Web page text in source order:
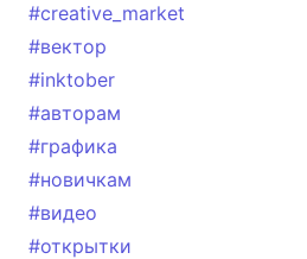
#creative_market
#вектор
#inktober
#авторам
#графика
#новичкам
#видео
#открытки